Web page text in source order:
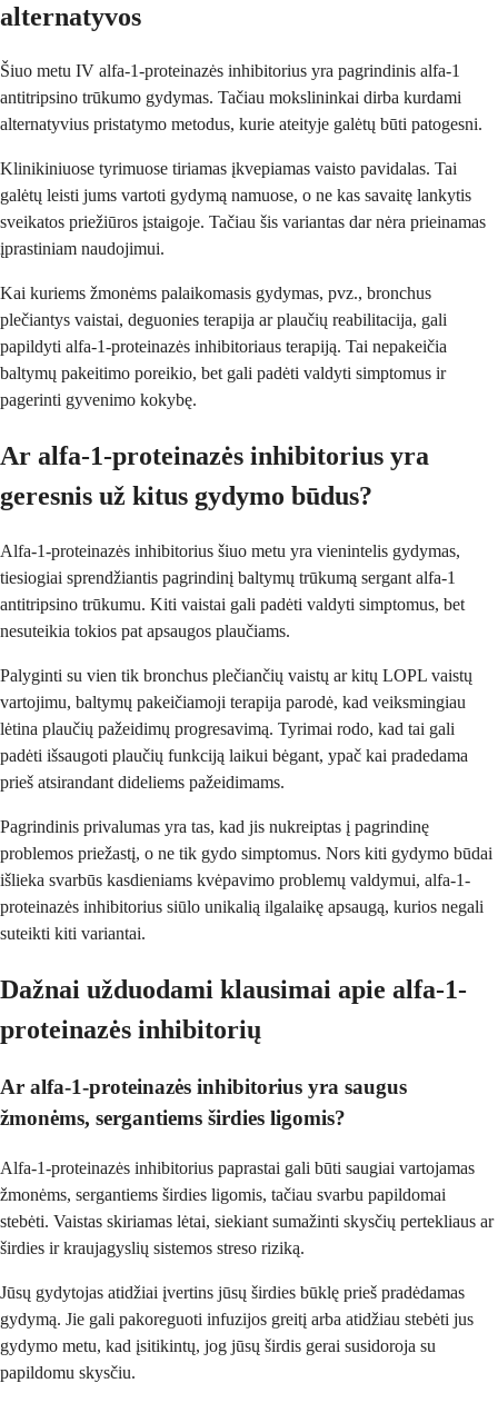
alternatyvos
Šiuo metu IV alfa-1-proteinazės inhibitorius yra pagrindinis alfa-1
antitripsino trūkumo gydymas. Tačiau mokslininkai dirba kurdami
alternatyvius pristatymo metodus, kurie ateityje galėtų būti patogesni.
Klinikiniuose tyrimuose tiriamas įkvepiamas vaisto pavidalas. Tai
galėtų leisti jums vartoti gydymą namuose, o ne kas savaitę lankytis
sveikatos priežiūros įstaigoje. Tačiau šis variantas dar nėra prieinamas
įprastiniam naudojimui.
Kai kuriems žmonėms palaikomasis gydymas, pvz., bronchus
plečiantys vaistai, deguonies terapija ar plaučių reabilitacija, gali
papildyti alfa-1-proteinazės inhibitoriaus terapiją. Tai nepakeičia
baltymų pakeitimo poreikio, bet gali padėti valdyti simptomus ir
pagerinti gyvenimo kokybę.
Ar alfa-1-proteinazės inhibitorius yra
geresnis už kitus gydymo būdus?
Alfa-1-proteinazės inhibitorius šiuo metu yra vienintelis gydymas,
tiesiogiai sprendžiantis pagrindinį baltymų trūkumą sergant alfa-1
antitripsino trūkumu. Kiti vaistai gali padėti valdyti simptomus, bet
nesuteikia tokios pat apsaugos plaučiams.
Palyginti su vien tik bronchus plečiančių vaistų ar kitų LOPL vaistų
vartojimu, baltymų pakeičiamoji terapija parodė, kad veiksmingiau
lėtina plaučių pažeidimų progresavimą. Tyrimai rodo, kad tai gali
padėti išsaugoti plaučių funkciją laikui bėgant, ypač kai pradedama
prieš atsirandant dideliems pažeidimams.
Pagrindinis privalumas yra tas, kad jis nukreiptas į pagrindinę
problemos priežastį, o ne tik gydo simptomus. Nors kiti gydymo būdai
išlieka svarbūs kasdieniams kvėpavimo problemų valdymui, alfa-1-
proteinazės inhibitorius siūlo unikalią ilgalaikę apsaugą, kurios negali
suteikti kiti variantai.
Dažnai užduodami klausimai apie alfa-1-
proteinazės inhibitorių
Ar alfa-1-proteinazės inhibitorius yra saugus
žmonėms, sergantiems širdies ligomis?
Alfa-1-proteinazės inhibitorius paprastai gali būti saugiai vartojamas
žmonėms, sergantiems širdies ligomis, tačiau svarbu papildomai
stebėti. Vaistas skiriamas lėtai, siekiant sumažinti skysčių pertekliaus ar
širdies ir kraujagyslių sistemos streso riziką.
Jūsų gydytojas atidžiai įvertins jūsų širdies būklę prieš pradėdamas
gydymą. Jie gali pakoreguoti infuzijos greitį arba atidžiau stebėti jus
gydymo metu, kad įsitikintų, jog jūsų širdis gerai susidoroja su
papildomu skysčiu.